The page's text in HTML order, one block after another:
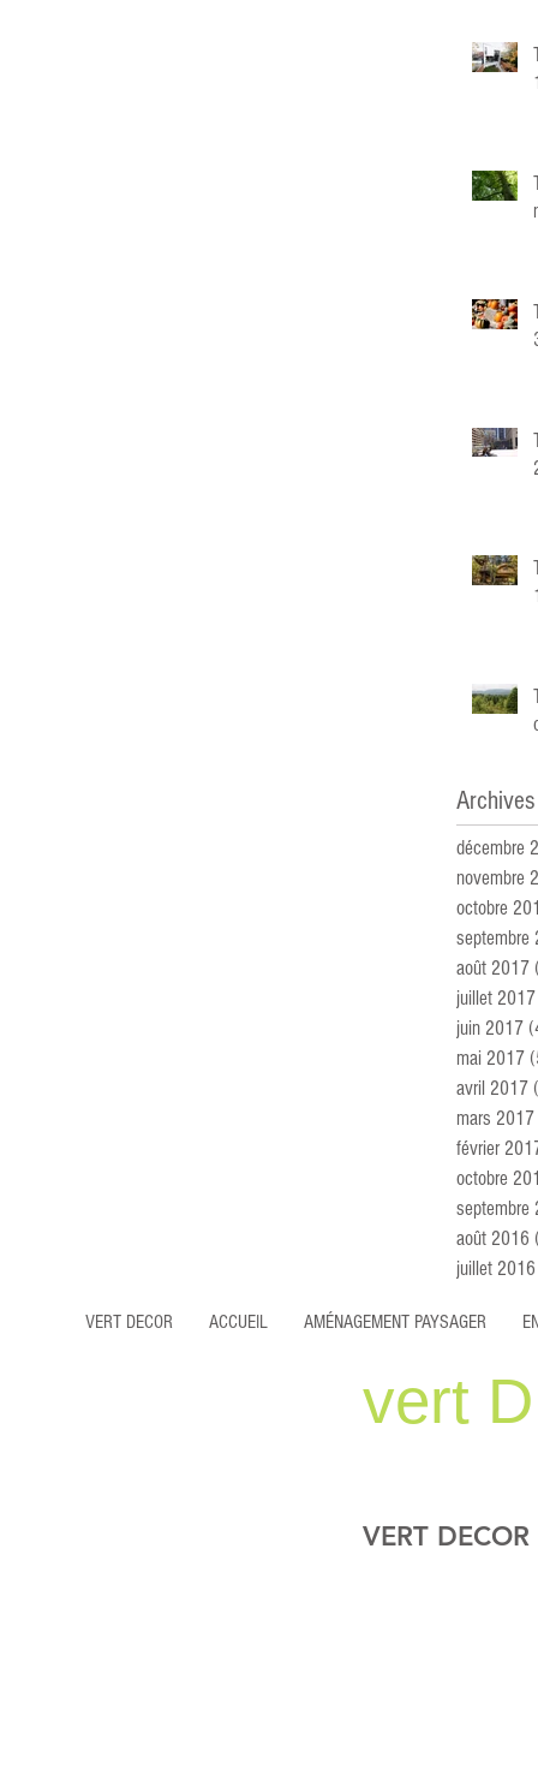
Archives
décembre
novembre
octobre
septembre
août 2017
juillet 2017
juin 2017
mai 2017
avril 2017
mars 2017
février
octobre
septembre
août 2016
juillet 2016
VERT DECOR ACCUEIL AMÉNAGEMENT PAYSAGER
vert D
VERT DECOR